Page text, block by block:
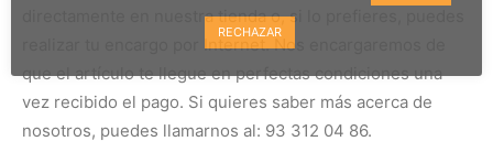
directamente en nuestra tienda o, si lo prefieres, puedes
realizar tu encargo por Internet. Nos encargaremos de
que el artículo te llegue en perfectas condiciones una
vez recibido el pago. Si quieres saber más acerca de
nosotros, puedes llamarnos al: 93 312 04 86.
RECHAZAR